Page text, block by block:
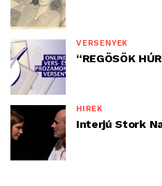
VERSENYEK
“REGÖSÖK
HÍREK
Interjú Stork